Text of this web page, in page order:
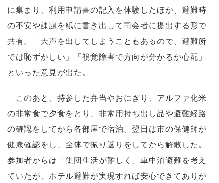
に集まり、利用申請書の記入を体験したほか、避難時
の不安や課題を紙に書き出して司会者に提出する形で
共有。「大声を出してしまうこともあるので、避難所
では恥ずかしい」「視覚障害で方向が分かるか心配」
といった意見が出た。
このあと、持参した弁当やおにぎり、アルファ化米
の非常食で夕食をとり、非常用持ち出し品や避難経路
の確認をしてから各部屋で宿泊。翌日は市の保健師が
健康確認をし、全体で振り返りをしてから解散した。
参加者からは「集団生活が難しく、車中泊避難を考え
ていたが、ホテル避難が実現すれば安心できてありが